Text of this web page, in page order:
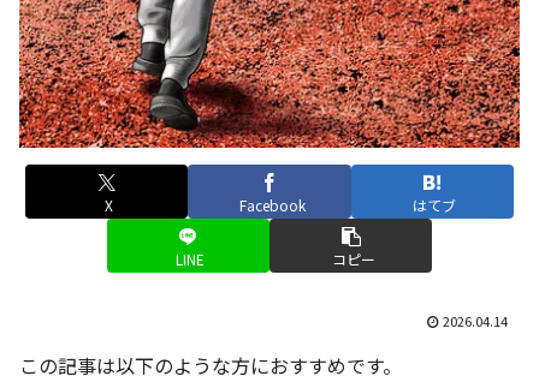
X Facebook はてブ
LINE コピー
2026.04.14
この記事は以下のような方におすすめです。